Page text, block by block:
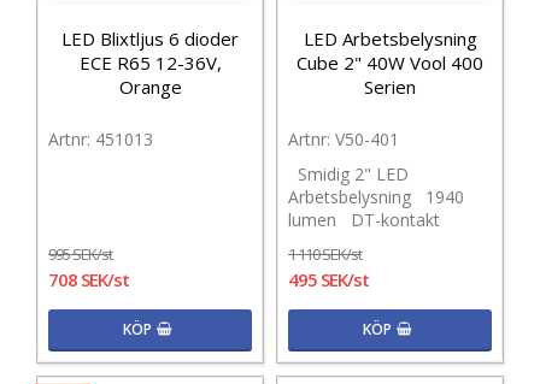
LED Blixtljus 6 dioder
ECE R65 12-36V,
Orange
451013
995 SEK/st
708 SEK/st
KÖP
LED Arbetsbelysning
Cube 2" 40W Vool 400
Serien
V50-401
Smidig 2" LED
Arbetsbelysning 1940
lumen DT-kontakt
1 110 SEK/st
495 SEK/st
KÖP